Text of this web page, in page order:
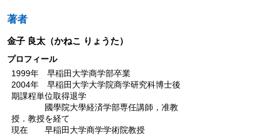
著者
金子 良太（かねこ りょうた）
プロフィール
1999年 早稲田大学商学部卒業
2004年 早稲田大学大学院商学研究科博士後
期課程単位取得退学
國學院大學経済学部専任講師，准教
授．教授を経て
現在 早稲田大学商学学術院教授